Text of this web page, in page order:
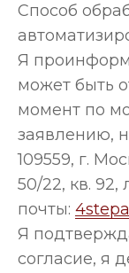
Способ
Я
может быть
момент по
заявлению,
109559, г.
50/22, кв. 92,
почты:
Я
согласие, я